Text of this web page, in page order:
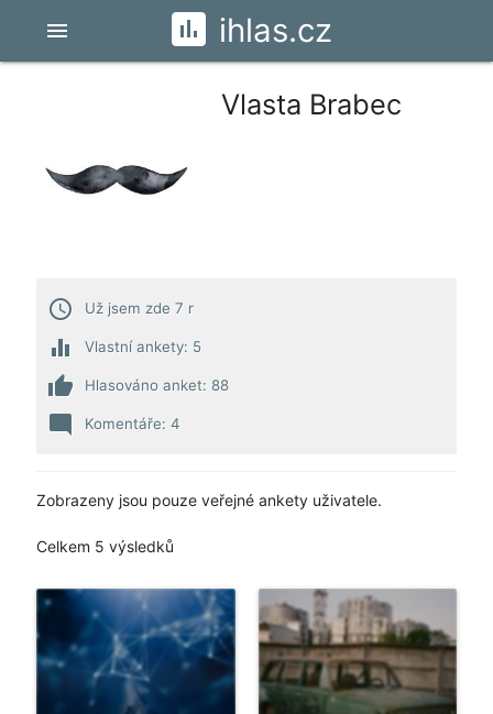
ihlas.cz
menu
Vlasta Brabec
access_time Už jsem zde 7 r
equalizer Vlastní ankety: 5
thumb_up Hlasováno anket: 88
mode_comment Komentáře: 4
Zobrazeny jsou pouze veřejné ankety uživatele.
Celkem 5 výsledků